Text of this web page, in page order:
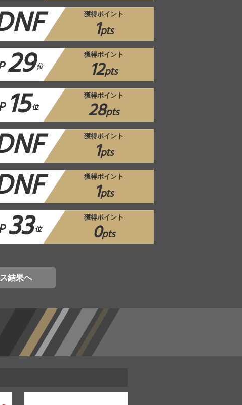
獲得ポイント
1pts
29 位
獲得ポイント
12pts
15位
獲得ポイント
28pts
獲得ポイント
1pts
獲得ポイント
1pts
33 位
獲得ポイント
0pts
結果へ